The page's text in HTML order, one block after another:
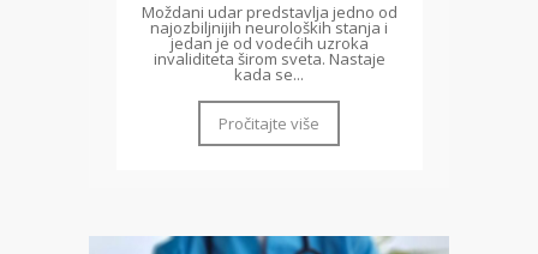
Moždani udar predstavlja jedno od
najozbiljnijih neuroloških stanja i
jedan je od vodećih uzroka
invaliditeta širom sveta. Nastaje
kada se...
Pročitajte više